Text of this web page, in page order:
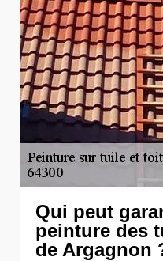
Qui peut
peinture des
de Argagnon